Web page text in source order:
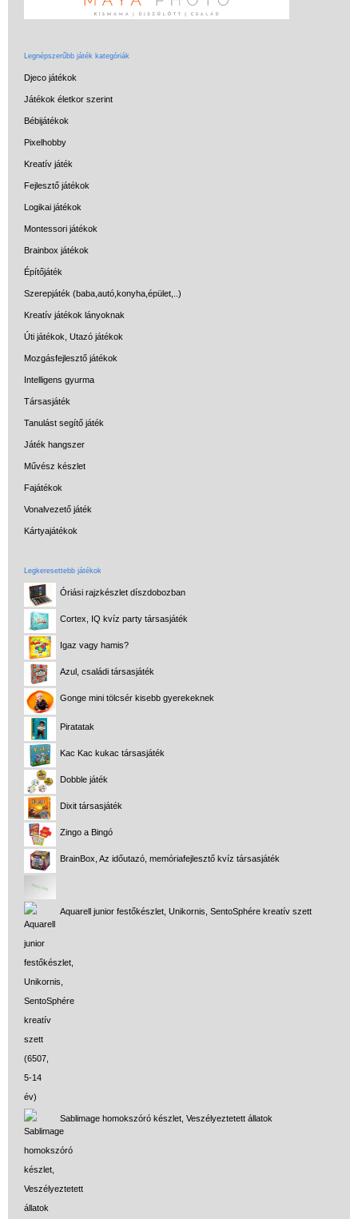
Legnépszerűbb játék kategóriák
Djeco játékok
Játékok életkor szerint
Bébijátékok
Pixelhobby
Kreatív játék
Fejlesztő játékok
Logikai játékok
Montessori játékok
Brainbox játékok
Építőjáték
Szerepjáték (baba,autó,konyha,épület,..)
Kreatív játékok lányoknak
Úti játékok, Utazó játékok
Mozgásfejlesztő játékok
Intelligens gyurma
Társasjáték
Tanulást segítő játék
Játék hangszer
Művész készlet
Fajátékok
Vonalvezető játék
Kártyajátékok
Legkeresettebb játékok
Óriási rajzkészlet díszdobozban
Cortex, IQ kvíz party társasjáték
Igaz vagy hamis?
Azul, családi társasjáték
Gonge mini tölcsér kisebb gyerekeknek
Piratatak
Kac Kac kukac társasjáték
Dobble játék
Dixit társasjáték
Zingo a Bingó
BrainBox, Az időutazó, memóriafejlesztő kvíz társasjáték
Aquarell junior festőkészlet, Unikornis, SentoSphére kreatív szett
Sablimage homokszóró készlet, Veszélyeztetett állatok